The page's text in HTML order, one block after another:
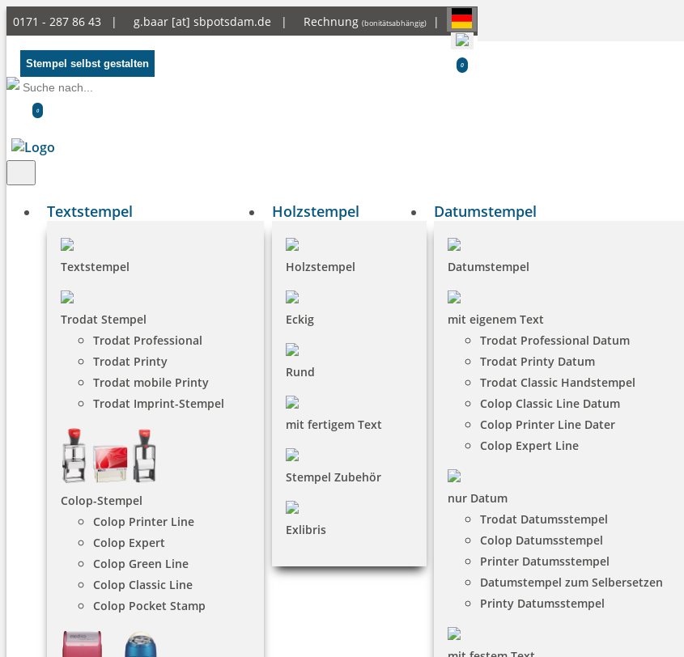
0171 - 287 86 43 | g.baar [at] sbpotsdam.de | Rechnung (bonitätsabhängig) |
0
Stempel selbst gestalten
0
Textstempel
Textstempel
Trodat Stempel
Trodat Professional
Trodat Printy
Trodat mobile Printy
Trodat Imprint-Stempel
Colop-Stempel
Colop Printer Line
Colop Expert
Colop Green Line
Colop Classic Line
Colop Pocket Stamp
Holzstempel
Holzstempel
Eckig
Rund
mit fertigem Text
Stempel Zubehör
Exlibris
Datumstempel
Datumstempel
mit eigenem Text
Trodat Professional Datum
Trodat Printy Datum
Trodat Classic Handstempel
Colop Classic Line Datum
Colop Printer Line Dater
Colop Expert Line
nur Datum
Trodat Datumsstempel
Colop Datumsstempel
Printer Datumsstempel
Datumstempel zum Selbersetzen
Printy Datumsstempel